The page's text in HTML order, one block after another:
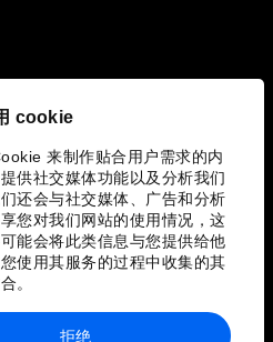
cookie
来制作贴合用户需求的内
供社交媒体功能以及分析我们
还会与社交媒体、广告和分析
您对我们网站的使用情况，这
能会将此类信息与您提供给他
使用其服务的过程中收集的其
。
拒绝